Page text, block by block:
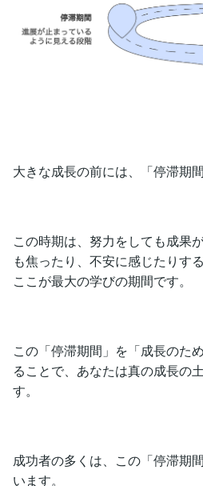
大きな成長の前には、「停滞期
この時期は、努力をしても成果
も焦ったり、不安に感じたりす
ここが最大の学びの期間です。
この「停滞期間」を「成長のた
ることで、あなたは真の成長の
す。
成功者の多くは、この「停滞期
います。